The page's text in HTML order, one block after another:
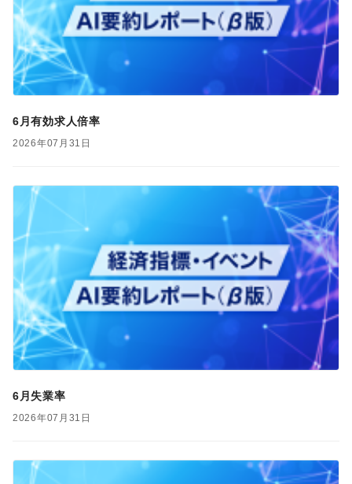
6月有効求人倍率
2026年07月31日
6月失業率
2026年07月31日